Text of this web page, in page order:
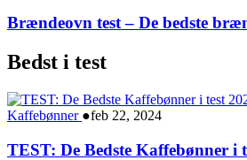
Brændeovn test – De bedste
Bedst i test
Kaffebønner ●feb 22, 2024
TEST: De Bedste Kaffebønner i